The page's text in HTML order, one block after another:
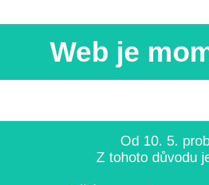
Web je
Od 10. 5.
Z tohoto důvodu